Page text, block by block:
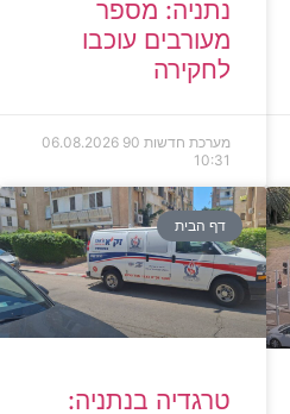
נתניה: מספר
מעורבים עוכבו
לחקירה
מערכת חדשות 90
06.08.2026
10:31
דף הבית
טרגדיה בנתניה: